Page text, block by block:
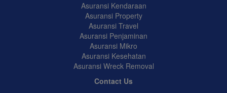
Asuransi Kendaraan
Asuransi Property
Asuransi Travel
Asuransi Penjaminan
Asuransi Mikro
Asuransi Kesehatan
Asuransi Wreck Removal
Contact Us